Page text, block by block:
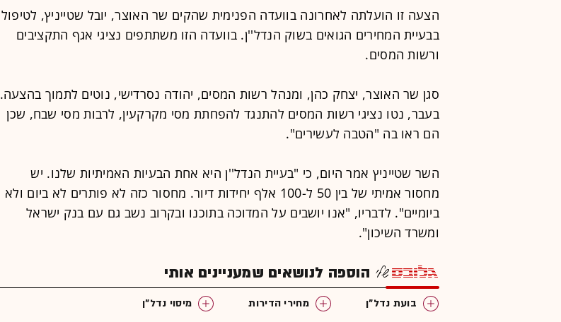
הצעה זו הועלתה לאחרונה בוועדה הפנימית שהקים שר האוצר, יובל שטייניץ, לטיפול
בבעיית המחירים הגואים בשוק הנדל''ן. בוועדה הזו משתתפים נציגי אגף התקציבים
ורשות המסים.
סגן שר האוצר, יצחק כהן, ומנהל רשות המסים, יהודה נסרדישי, נוטים לתמוך בהצעה.
בעבר, נטו נציגי רשות המסים להתנגד להפחתת מסי מקרקעין, לרבות מסי שבח, שכן
הם ראו בה "הטבה לעשירים".
השר שטייניץ אמר היום, כי "בעיית הנדל''ן היא אחת הבעיות האמיתיות שלנו. יש
מחסור אמיתי של בין 50 ל-100 אלף יחידות דיור. מחסור כזה לא פותרים לא ביום ולא
ביומיים". לדבריו, "אנו יושבים על המדוכה בתוכנו ובקרוב נשב גם עם בנק ישראל
ומשרד השיכון".
הוספה לנושאים שמעניינים אותי
בועת נדל"ן מחירי הדירות
מיסוי נדל"ן